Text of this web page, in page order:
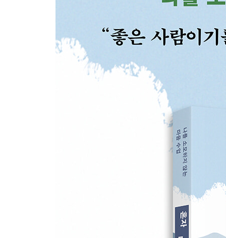
‘좋은 사람’보다 ‘솔직한 사람’으로
나를 ‘있는 그대로’ 받아줄 사람과 결혼하라
3장 받아들이는 방식을 바꾸면 행복해진다
한마디 말이 관계를 바꾼다
아무나가 아닌 ‘당신이니까’ 부탁드립니다
막다른 순간을 위한 ‘피난처’를 마련해두자
‘마음의 피난처’는 누구나 만들 수 있다
아침을 바꾸면 마음의 여유가 생긴다
‘있는 그대로의 자신’이란 부처처럼 청정한 마음이
눈앞의 이 사람이 진심으로 기뻐할 일은 무엇일까?